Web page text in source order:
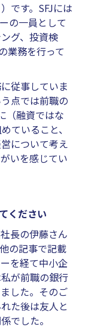
です。SFJには
の一員として
グ、投資検
業務を行って
従事していま
点では前職の
（融資ではな
ていること、
について考え
いを感じてい
ください
長の伊藤さん
の記事で記載
を経て中小企
が前職の銀行
した。そのご
た後は友人と
でした。